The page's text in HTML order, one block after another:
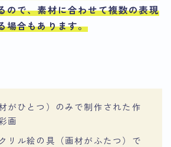
ので、素材に合わせて複数の表現
場合もあります。
がひとつ）のみで制作された作
画
リル絵の具（画材がふたつ）で